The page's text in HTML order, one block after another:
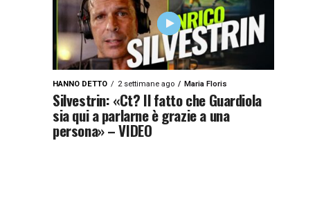
HANNO DETTO 2 settimane ago Maria Floris
Silvestrin: «Ct? Il fatto che Guardiola
sia qui a parlarne è grazie a una
persona» – VIDEO